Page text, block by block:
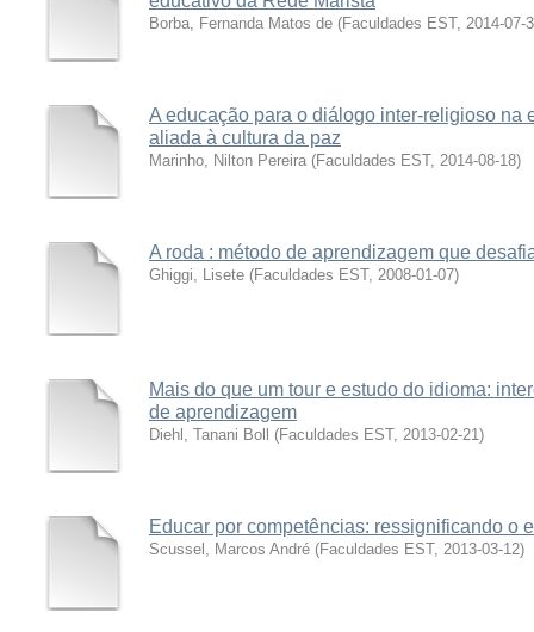
Borba, Fernanda Matos de (Faculdades EST, 2014-07-
A educação para o diálogo inter-religioso na
aliada à cultura da paz
Marinho, Nilton Pereira (Faculdades EST, 2014-08-18)
A roda : método de aprendizagem que
Ghiggi, Lisete (Faculdades EST, 2008-01-07)
Mais do que um tour e estudo do idioma:
de aprendizagem
Diehl, Tanani Boll (Faculdades EST, 2013-02-21)
Educar por competências: ressignificando o
Scussel, Marcos André (Faculdades EST, 2013-03-12)